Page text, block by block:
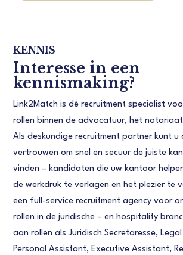
KENNIS
Interesse in een
kennismaking?
Link2Match is dé recruitment specialist
rollen binnen de advocatuur, het
Als deskundige recruitment partner kunt u
vertrouwen om snel en secuur de juiste
vinden – kandidaten die uw kantoor
de werkdruk te verlagen en het plezier te
een full-service recruitment agency voor
rollen in de juridische – en hospitality
aan rollen als Juridisch Secretaresse,
Personal Assistant, Executive Assistant,